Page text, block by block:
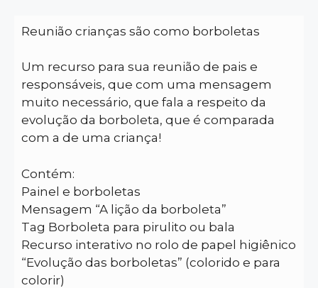
Reunião crianças são como borboletas
Um recurso para sua reunião de pais e
responsáveis, que com uma mensagem
muito necessário, que fala a respeito da
evolução da borboleta, que é comparada
com a de uma criança!
Contém:
Painel e borboletas
Mensagem “A lição da borboleta”
Tag Borboleta para pirulito ou bala
Recurso interativo no rolo de papel higiênico
“Evolução das borboletas” (colorido e para
colorir)